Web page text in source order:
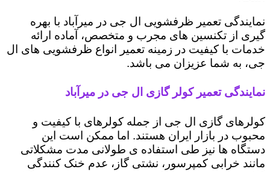
نمایندگی تعمیر ظرفشویی ال جی در میرآباد با بهره
گیری از تکنسین های مجرب و متخصص، آماده ارائه
خدمات با کیفیت در زمینه تعمیر انواع ظرفشویی های ال
جی، به شما عزیزان می باشد.
نمایندگی تعمیر کولر گازی ال جی در میرآباد
کولرهای گازی ال جی از جمله کولرهای با کیفیت و
محبوب در بازار ایران هستند. اما ممکن است این
دستگاه ها نیز طی استفاده ی طولانی مدت مشکلاتی
مانند خرابی کمپرسور، نشتی گاز، عدم خنک کنندگی